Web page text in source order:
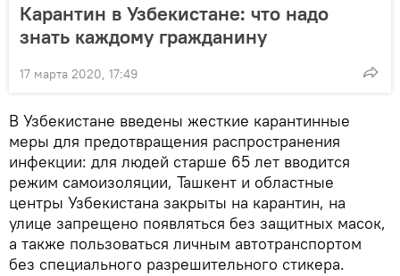
Карантин в Узбекистане: что надо
знать каждому гражданину
17 марта 2020, 17:49
В Узбекистане введены жесткие карантинные
меры для предотвращения распространения
инфекции: для людей старше 65 лет вводится
режим самоизоляции, Ташкент и областные
центры Узбекистана закрыты на карантин, на
улице запрещено появляться без защитных масок,
а также пользоваться личным автотранспортом
без специального разрешительного стикера.